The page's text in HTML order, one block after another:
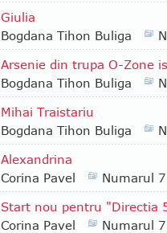
Giulia
Bogdana Tihon Buliga
Arsenie din trupa O-Zone
Bogdana Tihon Buliga
Mihai Traistariu
Bogdana Tihon Buliga
Alexandrina
Corina Pavel
Numarul
Start nou pentru "Directia
Corina Pavel
Numarul